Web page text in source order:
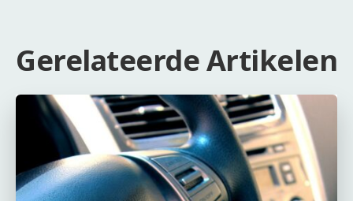
Gerelateerde Artikelen